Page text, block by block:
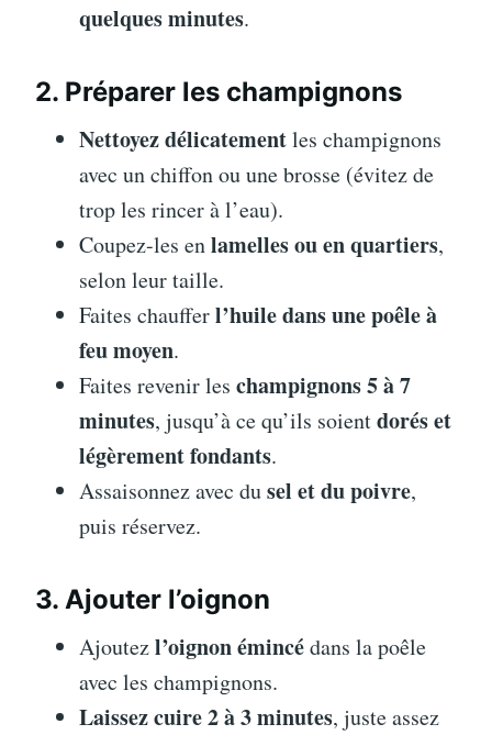
quelques minutes.
2. Préparer les champignons
Nettoyez délicatementles champignons
avec un chiffon ou une brosse (évitez de
trop les rincer à l’eau).
Coupez-les enlamelles ou en quartiers,
selon leur taille.
Faites chaufferl’huile dans une poêle à
feu moyen.
Faites revenir les champignons 5 à 7
minutes, jusqu’à ce qu’ils soientdorés et
légèrement fondants.
Assaisonnez avec dusel et du poivre,
puis réservez.
3. Ajouter l’oignon
Ajoutezl’oignon émincédans la poêle
avec les champignons.
Laissez cuire 2 à 3 minutes, juste assez